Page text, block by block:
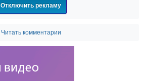
Отключить рекламу
Читать комментарии